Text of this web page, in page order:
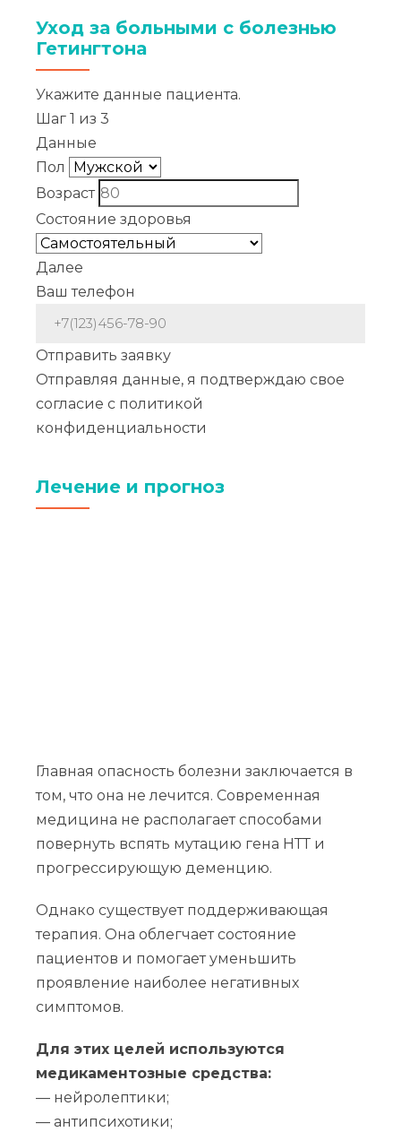
Уход за больными с болезнью
Гетингтона
Укажите данные пациента.
Шаг 1 из 3
Данные
Пол
Возраст
Состояние здоровья
Далее
Ваш телефон
Отправить заявку
Отправляя данные, я подтверждаю свое
согласие с политикой
конфиденциальности
Лечение и прогноз
Главная опасность болезни заключается в
том, что она не лечится. Современная
медицина не располагает способами
повернуть вспять мутацию гена НТТ и
прогрессирующую деменцию.
Однако существует поддерживающая
терапия. Она облегчает состояние
пациентов и помогает уменьшить
проявление наиболее негативных
симптомов.
Для этих целей используются
медикаментозные средства:
— нейролептики;
— антипсихотики;